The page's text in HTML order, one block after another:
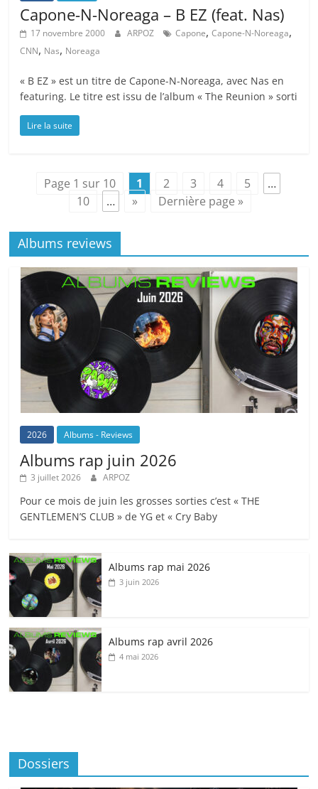
Capone-N-Noreaga – B EZ (feat. Nas)
17 novembre 2000 ARPOZ Capone,Capone-N-Noreaga,
CNN, Nas, Noreaga
« B EZ » est un titre de Capone-N-Noreaga, avec Nas en
featuring. Le titre est issu de l’album « The Reunion » sorti
Lire la suite
Page 1 sur 10 1 2 3 4 5
…
10
… » Dernière page »
Albums reviews
2026 Albums - Reviews
Albums rap juin 2026
3 juillet 2026 ARPOZ
Pour ce mois de juin les grosses sorties c’est « THE
GENTLEMEN’S CLUB » de YG et « Cry Baby
Albums rap mai 2026
3 juin 2026
Albums rap avril 2026
4 mai 2026
Dossiers